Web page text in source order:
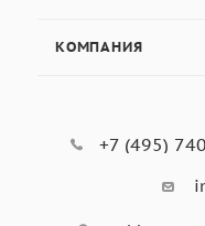
КОМПАНИЯ
+7 (495)